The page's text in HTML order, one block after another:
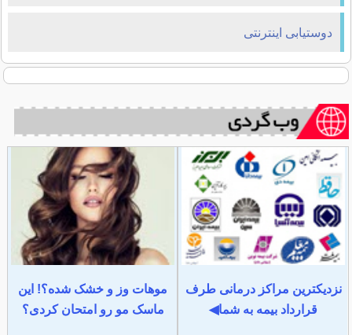
دوستیابی اینترنتی
نزدیکترین مراکز درمانی طرف
قرارداد بیمه به شما◀
موهات وز و خشک شده؟! این
ماسک مو رو امتحان کردی؟